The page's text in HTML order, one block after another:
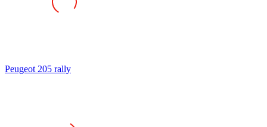
Peugeot 205 rally